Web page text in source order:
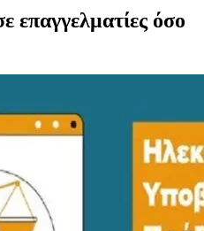
επαγγελματίες όσο